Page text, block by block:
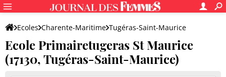
Ecoles Charente-Maritime Tugéras-Saint-Maurice
Ecole Primairetugeras St Maurice
Ecole Primairetugeras St Maurice
(17130, Tugéras-Saint-Maurice)